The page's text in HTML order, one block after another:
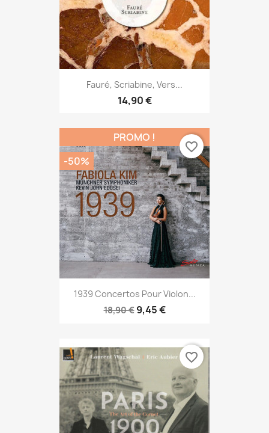
Fauré, Scriabine, Vers...
14,90 €
1939 Concertos Pour Violon...
18,90 € 9,45 €
PROMO !
-50%
favorite_border
favorite_border